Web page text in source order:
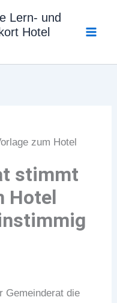
Lern- und
Hotel
zum Hotel
stimmt
Hotel
Gemeinderat die